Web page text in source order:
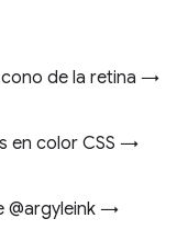
cono de la retina →
en color CSS →
@argyleink →